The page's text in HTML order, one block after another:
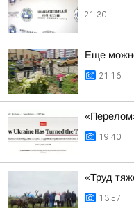
21:30
Еще
21:16
19:40
«Труд
13:57